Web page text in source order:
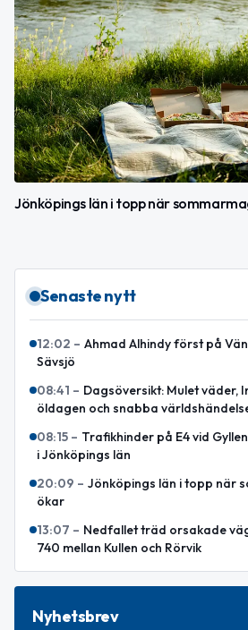
Jönköpings län i topp när
Senaste nytt
12:02 – Ahmad Alhindy först på
Sävsjö
08:41 – Dagsöversikt: Mulet väder,
öldagen och snabba
08:15 – Trafikhinder på E4 vid
i Jönköpings län
20:09 – Jönköpings län i topp när
ökar
13:07 – Nedfallet träd orsakade
740 mellan Kullen och Rörvik
Nyhetsbrev